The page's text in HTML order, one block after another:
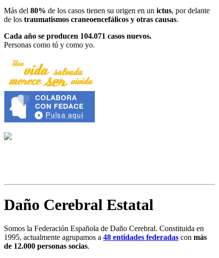
Más del 80% de los casos tienen su origen en un ictus, por delante
de los traumatismos craneoencefálicos y otras causas.
Cada año se producen 104.071 casos nuevos.
Personas como tú y como yo.
Daño Cerebral Estatal
Somos la Federación Española de Daño Cerebral. Constituida en
1995, actualmente agrupamos a 48 entidades federadas con más
de 12.000 personas socias.